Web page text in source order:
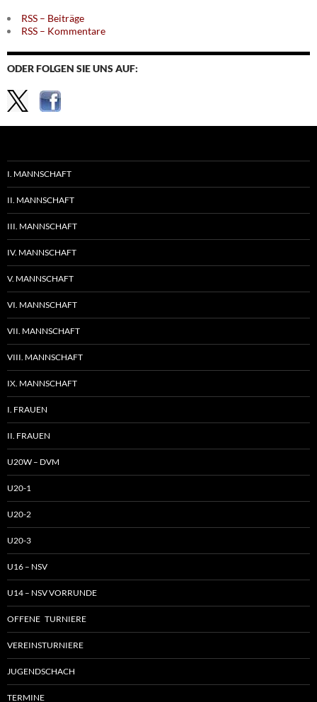
RSS – Beiträge
RSS – Kommentare
ODER FOLGEN SIE UNS AUF:
I. MANNSCHAFT
II. MANNSCHAFT
III. MANNSCHAFT
IV. MANNSCHAFT
V. MANNSCHAFT
VI. MANNSCHAFT
VII. MANNSCHAFT
VIII. MANNSCHAFT
IX. MANNSCHAFT
I. FRAUEN
II. FRAUEN
U20W – DVM
U20-1
U20-2
U20-3
U16 – NSV
U14 – NSV VORRUNDE
OFFENE TURNIERE
VEREINSTURNIERE
JUGENDSCHACH
TERMINE